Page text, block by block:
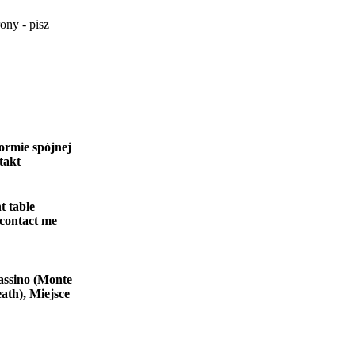
- pisz
spójnej
table
me
(Monte
Miejsce